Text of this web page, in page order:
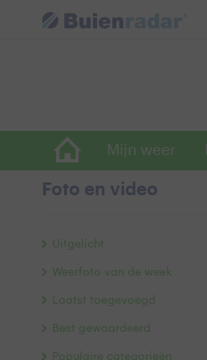
Mijn weer
Foto en video
Uitgelicht
Weerfoto van de week
Laatst toegevoegd
Best gewaardeerd
Populaire categorieën